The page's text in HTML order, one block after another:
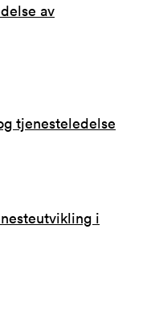
av
tjenesteledelse
i